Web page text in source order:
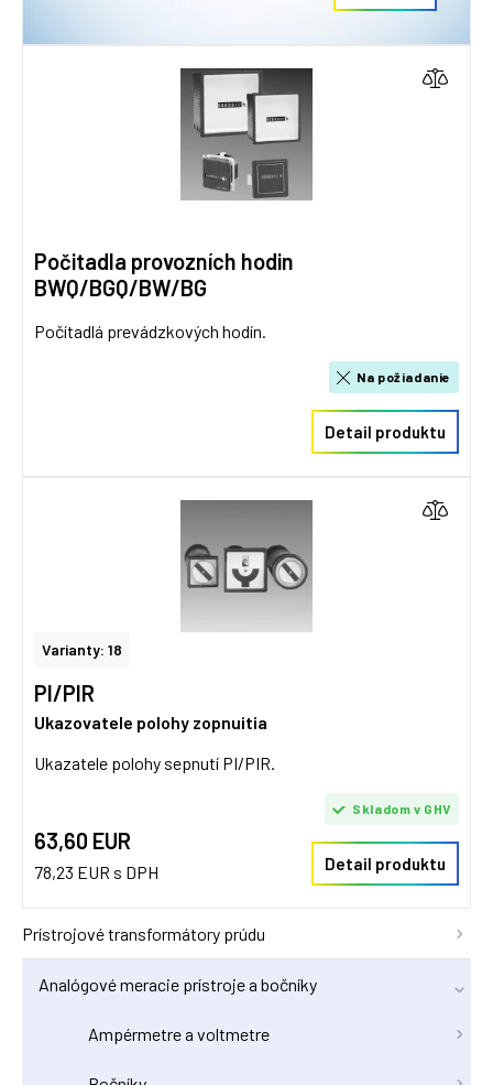
Prístrojové transformátory prúdu
Analógové meracie prístroje a bočníky
Ampérmetre a voltmetre
Počitadla provozních hodin
BWQ/BGQ/BW/BG
Počítadlá prevádzkových hodín.
Na požiadanie
Detail produktu
Varianty: 18
PI/PIR
Ukazovatele polohy zopnuitia
Ukazatele polohy sepnutí PI/PIR.
63,60 EUR
78,23 EUR s DPH
Skladom v GHV
Detail produktu